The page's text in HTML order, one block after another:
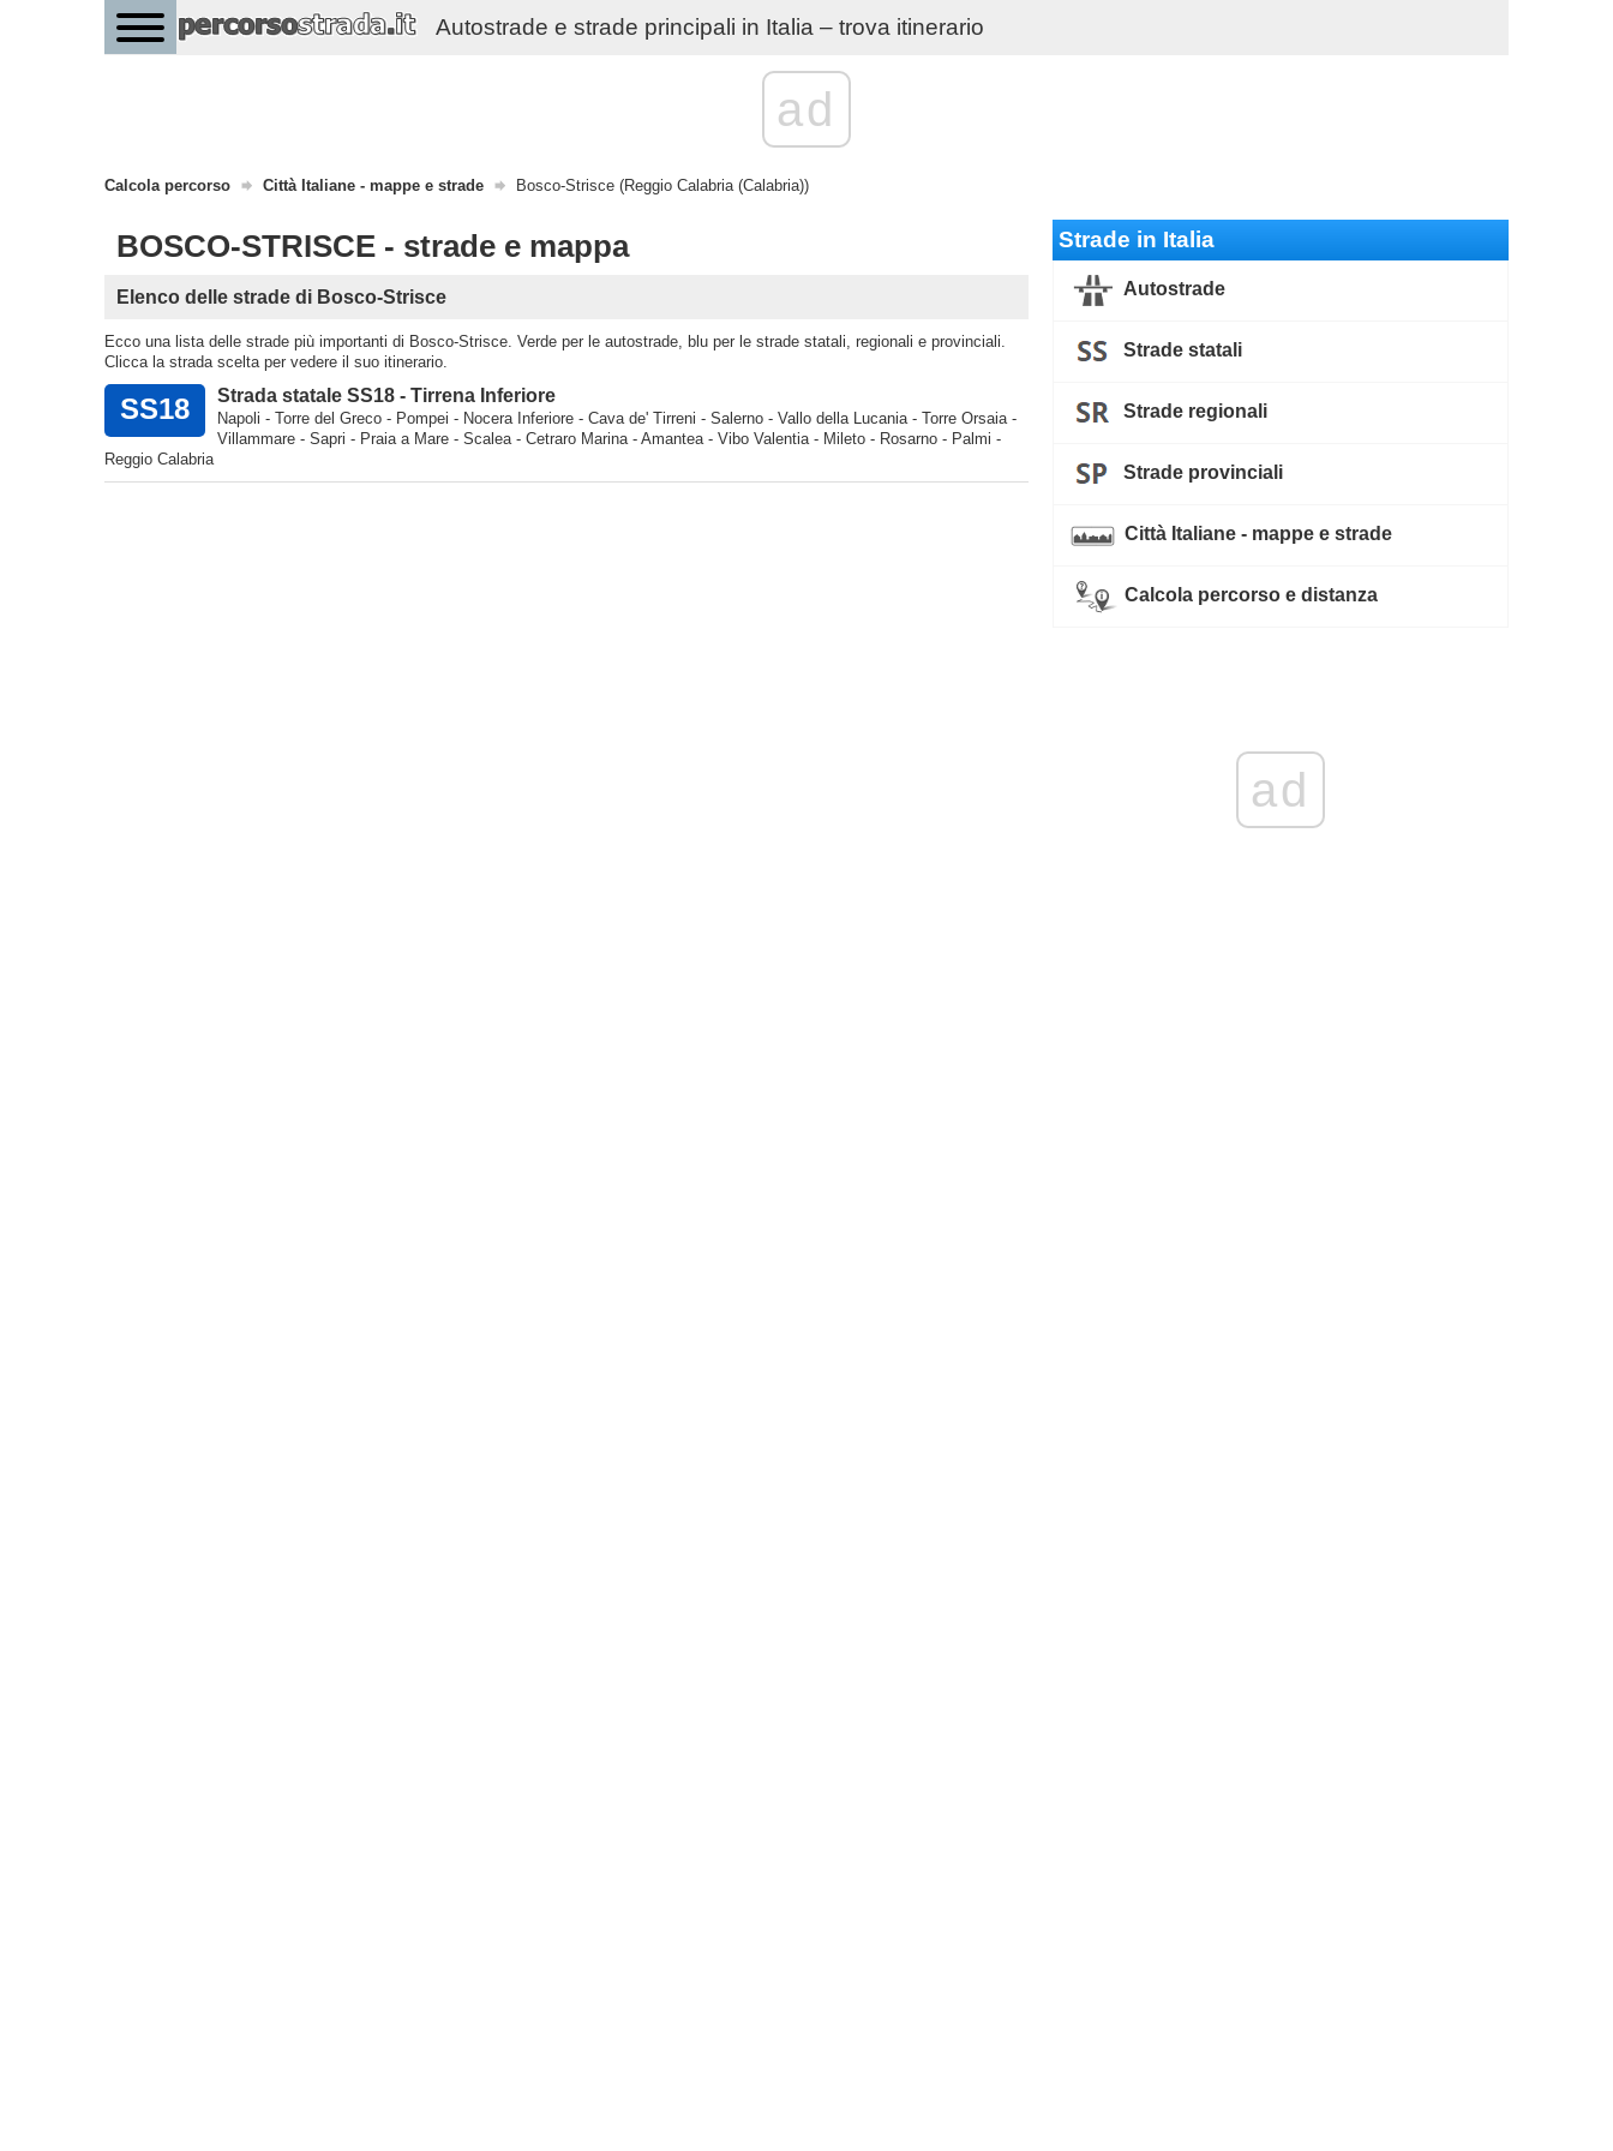
Autostrade e strade principali in Italia – trova itinerario
ad
Calcola percorso Città Italiane - mappe e strade Bosco-Strisce (Reggio Calabria (Calabria))
BOSCO-STRISCE - strade e mappa
Elenco delle strade di Bosco-Strisce
Ecco una lista delle strade più importanti di Bosco-Strisce. Verde per le autostrade, blu per le strade statali, regionali e provinciali.
Clicca la strada scelta per vedere il suo itinerario.
SS18 Strada statale SS18 - Tirrena Inferiore
Napoli - Torre del Greco - Pompei - Nocera Inferiore - Cava de' Tirreni - Salerno - Vallo della Lucania - Torre Orsaia -
Villammare - Sapri - Praia a Mare - Scalea - Cetraro Marina - Amantea - Vibo Valentia - Mileto - Rosarno - Palmi -
Reggio Calabria
Strade in Italia
Autostrade
Strade statali
Strade regionali
Strade provinciali
Città Italiane - mappe e strade
Calcola percorso e distanza
ad